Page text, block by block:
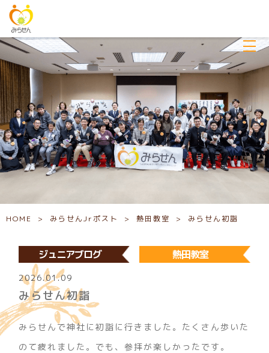
HOME > みらせんJrポスト > 熱田教室 > みらせん初詣
ジュニアブログ 熱田教室
みらせん初詣
2026.01.09
みらせんで神社に初詣に行きました。たくさん歩いた
のて疲れました。でも、参拝が楽しかったです。